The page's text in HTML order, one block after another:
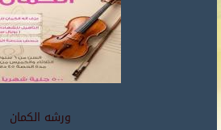
ورشه الكمان